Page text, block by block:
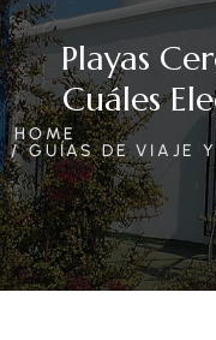
Playas
Cuáles
HOME
GUÍAS DE VIAJE